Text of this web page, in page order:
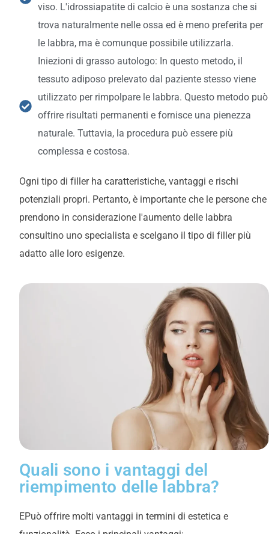
viso. L'idrossiapatite di calcio è una sostanza che si
trova naturalmente nelle ossa ed è meno preferita per
le labbra, ma è comunque possibile utilizzarla.
Iniezioni di grasso autologo: In questo metodo, il
tessuto adiposo prelevato dal paziente stesso viene
utilizzato per rimpolpare le labbra. Questo metodo può
offrire risultati permanenti e fornisce una pienezza
naturale. Tuttavia, la procedura può essere più
complessa e costosa.
Ogni tipo di filler ha caratteristiche, vantaggi e rischi
potenziali propri. Pertanto, è importante che le persone che
prendono in considerazione l'aumento delle labbra
consultino uno specialista e scelgano il tipo di filler più
adatto alle loro esigenze.
Quali sono i vantaggi del
riempimento delle labbra?
EPuò offrire molti vantaggi in termini di estetica e